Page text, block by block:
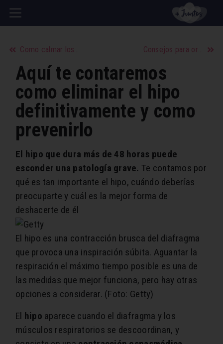
Como calmar los síntomas de la menopausia Consejos para organizar una cena familiar
Aquí te contaremos
como eliminar el hipo
definitivamente y como
prevenirlo
El hipo que dura más de 48 horas puede
esconder una patología grave. Te contamos por
qué es tan importante el hipo, cuándo deberías
preocuparte y cuál es la mejor forma de
deshacerte de él
El hipo es una contracción brusca del diafragma
que provoca una inspiración súbita. Aguantar la
respiración el máximo tiempo posible es una de
las medidas que mejor funciona, pero hay otras
opciones a considerar. (Foto: Getty)
El hipo aparece cuando el diafragma y los
músculos respiratorios se descoordinan, y